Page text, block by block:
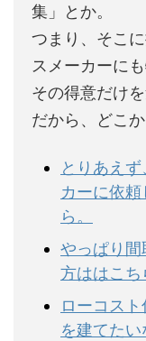
集」とか。
つまり、そこ
スメーカーに
その得意だけ
だから、どこ
とりあえ
カーに依
ら。
やっぱり
方ははこち
ローコス
を建てたい